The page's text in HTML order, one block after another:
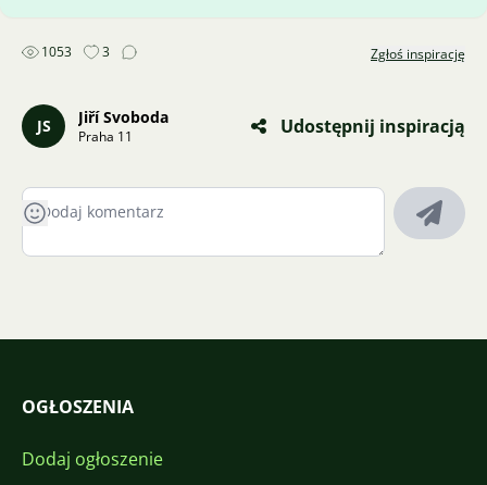
1053 3 Zgłoś inspirację
JS Jiří Svoboda
Praha 11 Udostępnij inspiracją
OGŁOSZENIA
Dodaj ogłoszenie